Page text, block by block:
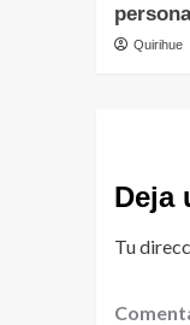
Quirihue
Deja
Tu